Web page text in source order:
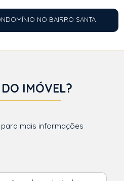
NO BAIRRO SANTA
IMÓVEL?
mais informações